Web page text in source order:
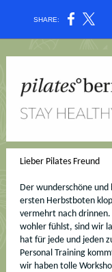
SHARE:
Lieber Pilates Freund
Der wunderschöne und
ersten Herbstboten
vermehrt nach drinnen.
wohler fühlst, sind wir
hat für jede und jeden
Personal Training
wir haben tolle